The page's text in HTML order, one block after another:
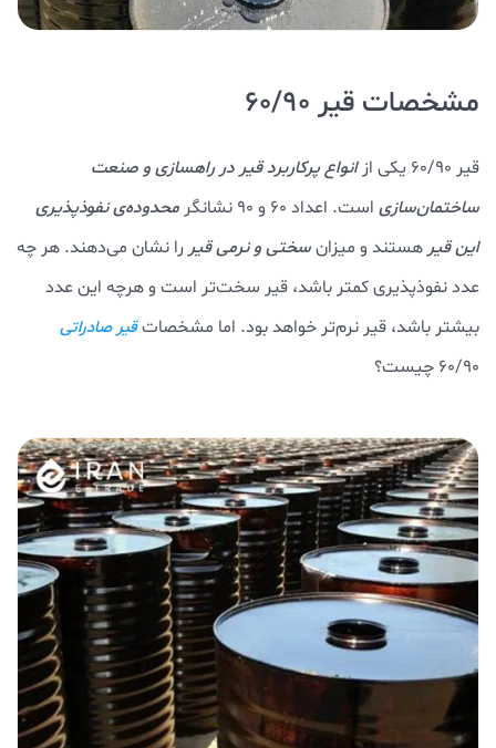
مشخصات قیر 60/90
قیر 60/90 یکی از
انواع پرکاربرد قیر در راهسازی و صنعت
ساختمان‌سازی است. اعداد 60 و 90 نشانگر
محدوده‌ی نفوذپذیری
این قیر هستند و میزانسختی و نرمی قیر را نشان می‌دهند. هر چه
عدد نفوذپذیری کمتر باشد، قیر سخت‌تر است و هرچه این عدد
بیشتر باشد، قیر نرم‌تر خواهد بود. اما مشخصاتقیر صادراتی
60/90 چیست؟